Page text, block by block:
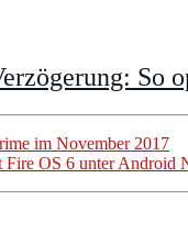
So
im November 2017
OS 6 unter Android